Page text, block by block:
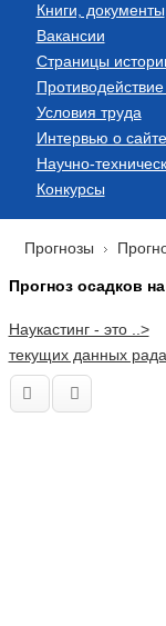
Книги, документы
Вакансии
Страницы
Условия труда
Интервью о
Научно-
Конкурсы
Прогнозы
Прогноз осадков
Наукастинг - это ..>
текущих данных